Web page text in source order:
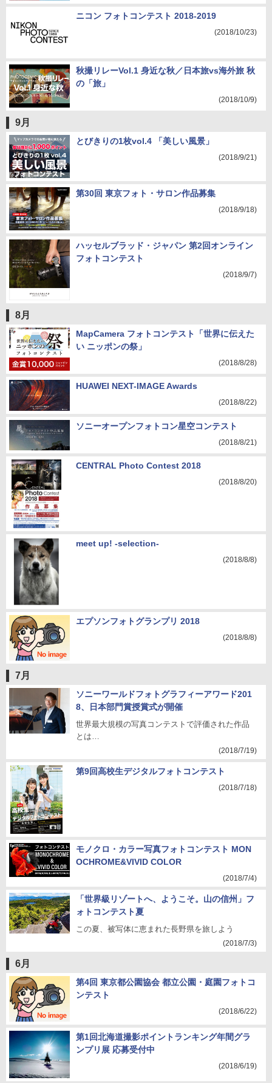
ニコン フォトコンテスト 2018-2019
(2018/10/23)
秋撮リレーVol.1 身近な秋／日本旅vs海外旅 秋
の「旅」
(2018/10/9)
9月
とびきりの1枚vol.4 「美しい風景」
(2018/9/21)
第30回 東京フォト・サロン作品募集
(2018/9/18)
ハッセルブラッド・ジャパン 第2回オンライン
フォトコンテスト
(2018/9/7)
8月
MapCamera フォトコンテスト「世界に伝えた
い ニッポンの祭」
(2018/8/28)
HUAWEI NEXT-IMAGE Awards
(2018/8/22)
ソニーオープンフォトコン星空コンテスト
(2018/8/21)
CENTRAL Photo Contest 2018
(2018/8/20)
meet up! -selection-
(2018/8/8)
エプソンフォトグランプリ 2018
(2018/8/8)
7月
ソニーワールドフォトグラフィーアワード201
8、日本部門賞授賞式が開催
世界最大規模の写真コンテストで評価された作品
とは…
(2018/7/19)
第9回高校生デジタルフォトコンテスト
(2018/7/18)
モノクロ・カラー写真フォトコンテスト MON
OCHROME&VIVID COLOR
(2018/7/4)
「世界級リゾートへ、ようこそ。山の信州」フ
ォトコンテスト夏
この夏、被写体に恵まれた長野県を旅しよう
(2018/7/3)
6月
第4回 東京都公園協会 都立公園・庭園フォトコ
ンテスト
(2018/6/22)
第1回北海道撮影ポイントランキング年間グラ
ンプリ展 応募受付中
(2018/6/19)